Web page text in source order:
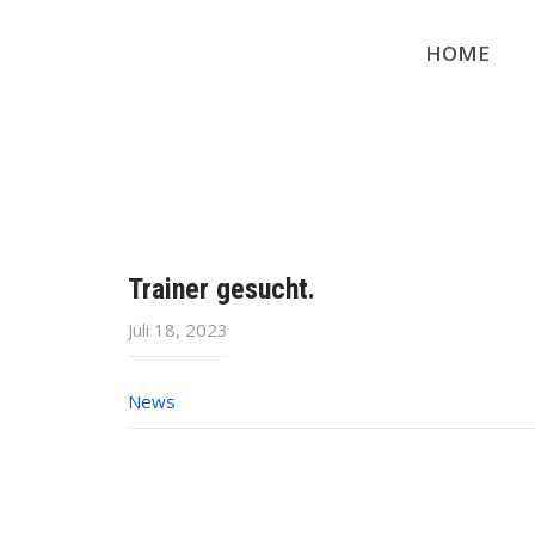
HOME
Trainer gesucht.
Juli 18, 2023
News